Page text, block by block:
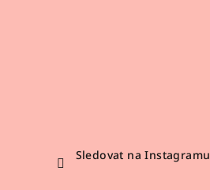
Sledovat na Instagramu